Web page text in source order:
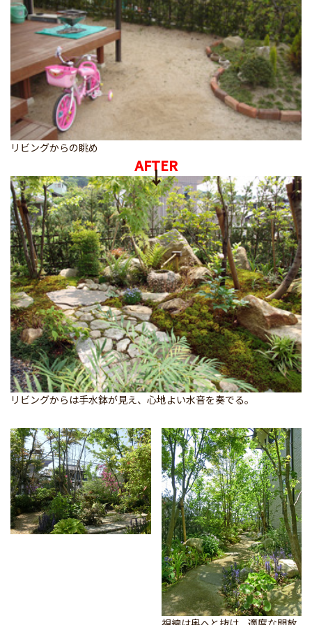
リビングからの眺め
AFTER
リビングからは手水鉢が見え、心地よい水音を奏でる。